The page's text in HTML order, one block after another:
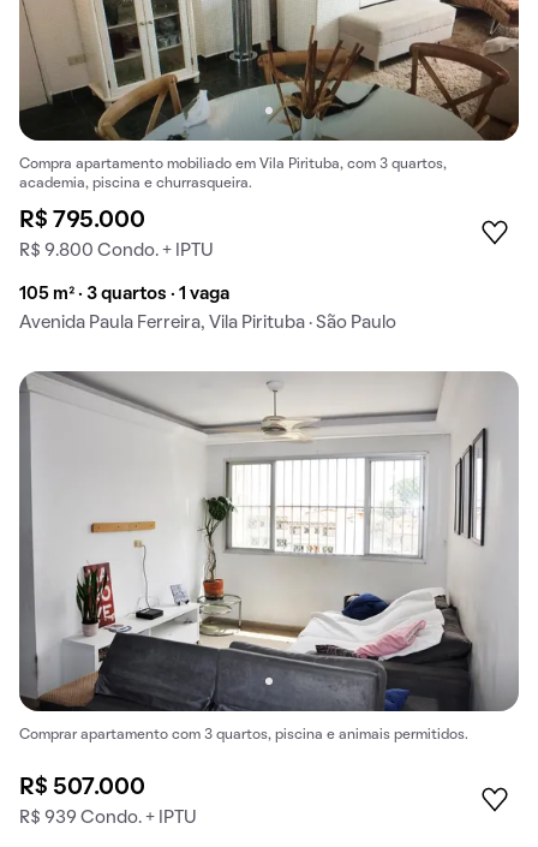
Compra apartamento mobiliado em Vila Pirituba, com 3 quartos,
academia, piscina e churrasqueira.
R$ 795.000
R$ 9.800 Condo. + IPTU
105 m² · 3 quartos · 1 vaga
Avenida Paula Ferreira, Vila Pirituba · São Paulo
Comprar apartamento com 3 quartos, piscina e animais permitidos.
R$ 507.000
R$ 939 Condo. + IPTU